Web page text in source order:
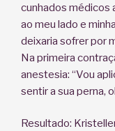
cunhados médicos
ao meu lado e
deixaria sofrer por
Na primeira
anestesia: “Vou
sentir a sua perna,
Resultado: